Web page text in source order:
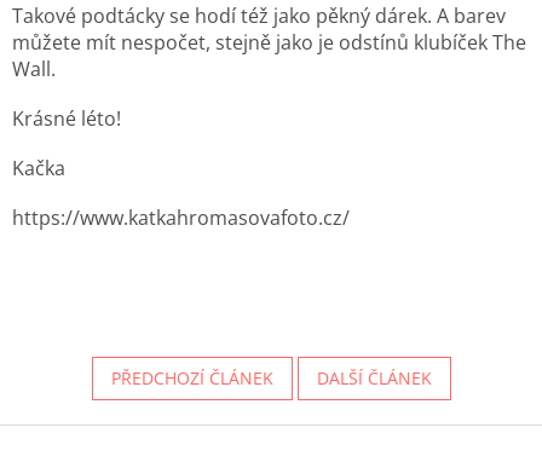
Takové podtácky se hodí též jako pěkný dárek. A barev
můžete mít nespočet, stejně jako je odstínů klubíček The
Wall.
Krásné léto!
Kačka
https://www.katkahromasovafoto.cz/
PŘEDCHOZÍ ČLÁNEK DALŠÍ ČLÁNEK
Z